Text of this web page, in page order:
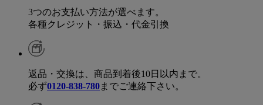
3つのお支払い方法が選べます。
各種クレジット・振込・代金引換
返品・交換は、商品到着後10日以内まで。
必ず0120-838-780までご連絡下さい。